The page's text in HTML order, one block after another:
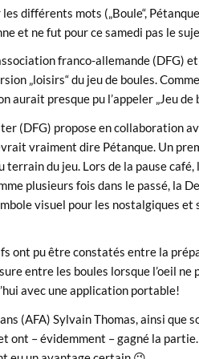
différents mots („Boule“,
et ne fut pour ce samedi pas le
franco-allemande (DFG)
„loisirs“ du jeu de boules.
aurait presque pu l’appeler „Jeu de
(DFG) propose en collaboration
vraiment dire Pétanque. Un
terrain du jeu. Lors de la pause
plusieurs fois dans le passé, la
visuel pour les nostalgiques
ont pu être constatés entre la
entre les boules lorsque l’oeil
avec une application portable!
(AFA) Sylvain Thomas, ainsi que
– évidemment – gagné la